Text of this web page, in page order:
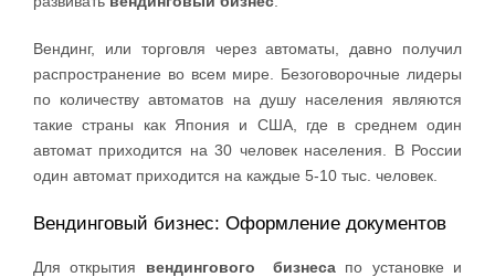
Вендинг, или торговля через автоматы, давно получил
распространение во всем мире. Безоговорочные лидеры
по количеству автоматов на душу населения являются
такие страны как Япония и США, где в среднем один
автомат приходится на 30 человек населения. В России
один автомат приходится на каждые 5-10 тыс. человек.
Вендинговый бизнес: Оформление документов
Для открытия вендингового бизнеса по установке и